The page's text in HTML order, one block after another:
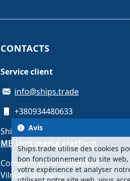
CONTACTS
Service client
info@ships.trade
+380934480633
Ships.trade is operated by
MB Unit media platform
Company code 308087889 ·
Vilnius, Lithuania
Avis
Ships.trade utilise des cookies
bon fonctionnement du site
votre expérience et analyser